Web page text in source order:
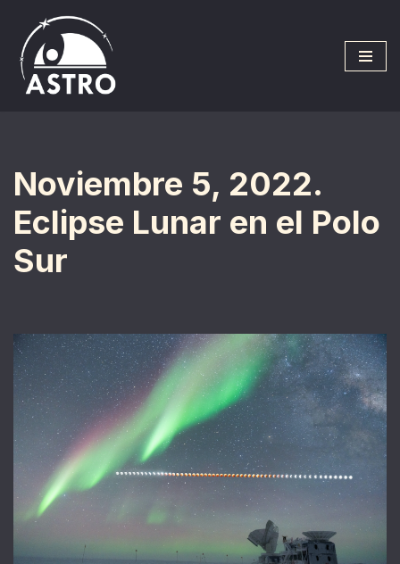
Saltar
al
contenido
Noviembre 5, 2022.
Eclipse Lunar en el Polo
Sur